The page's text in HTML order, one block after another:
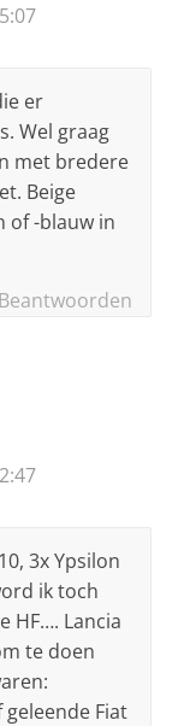
er
Wel graag
met bredere
Beige
of -blauw in
Beantwoorden
3x Ypsilon
ik toch
HF…. Lancia
te doen
Fiat